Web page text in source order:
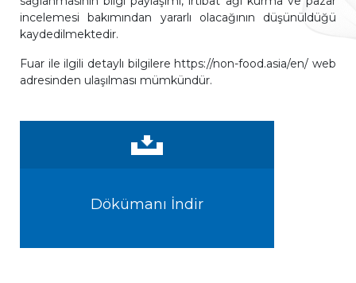
incelemesi bakımından yararlı olacağının düşünüldüğü
kaydedilmektedir.
Fuar ile ilgili detaylı bilgilere https://non-food.asia/en/ web
adresinden ulaşılması mümkündür.
Dökümanı İndir